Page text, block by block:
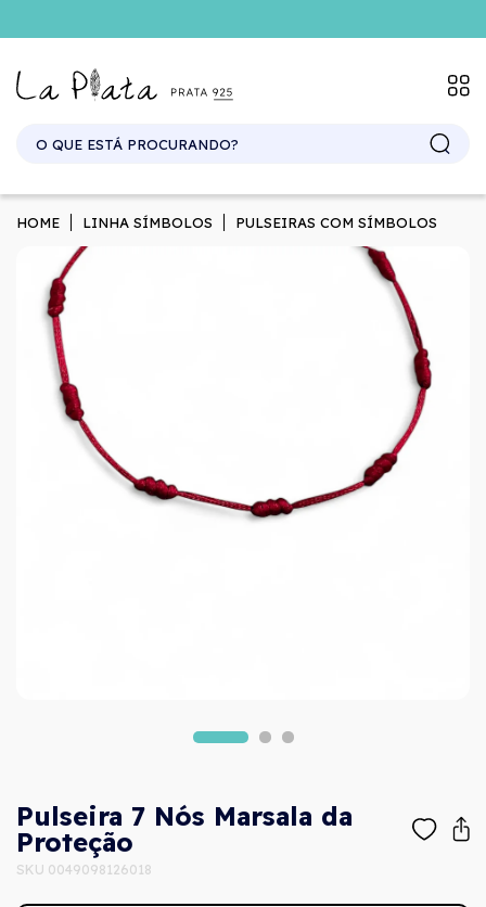
HOME LINHA SÍMBOLOS PULSEIRAS COM SÍMBOLOS
Pulseira 7 Nós Marsala da
Proteção
SKU 0049098126018